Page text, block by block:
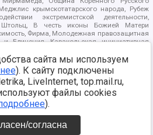
крымскотатарского народа, Рубеж
экстремистской деятельности,
Штольц, В честь иконы Божией Матери
Фирма, Молодежная правозащитная
Единения, Каракольская инициативная
Ак Умут, Русская республика Русь,
Башкорт, Нация и свобода, W.H.С., Фалунь
клуб-Новокузнецк/РПК,
борьбы с коррупцией, Фонд защиты прав
граждан СССР Прикубанского округа г.
ru/documents/7822/
сайта мы используем
). К сайту подключены
LiveInternet, top.mail.ru,
файлы cookies
).
согласна